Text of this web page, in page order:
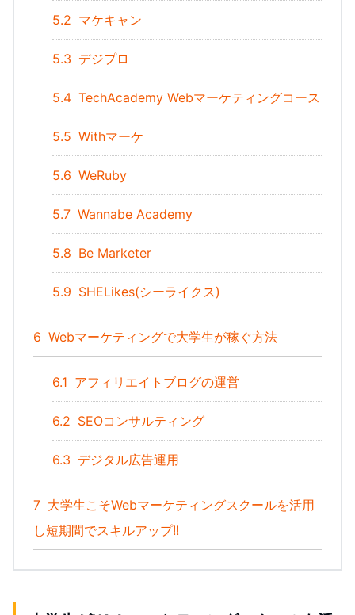
5.2 マケキャン
5.3 デジプロ
5.4 TechAcademy Webマーケティングコース
5.5 Withマーケ
5.6 WeRuby
5.7 Wannabe Academy
5.8 Be Marketer
5.9 SHELikes(シーライクス)
6 Webマーケティングで大学生が稼ぐ方法
6.1 アフィリエイトブログの運営
6.2 SEOコンサルティング
6.3 デジタル広告運用
7 大学生こそWebマーケティングスクールを活用
し短期間でスキルアップ!!